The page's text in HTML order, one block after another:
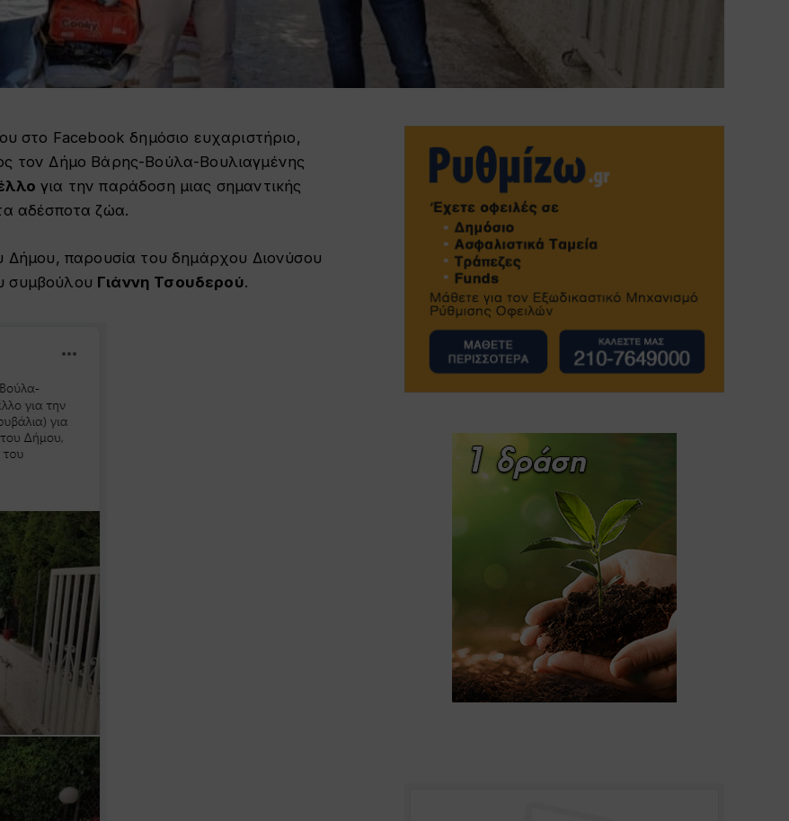
στο Facebook δημόσιο ευχαριστήριο,
τον Δήμο Βάρης-Βούλα-Βουλιαγμένης
για την παράδοση μιας σημαντικής
αδέσποτα ζώα.
Δήμου, παρουσία του δημάρχου Διονύσου
συμβούλου Γιάννη Τσουδερού.